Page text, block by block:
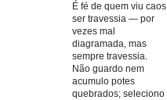
É fé de quem viu caos
ser travessia — por
vezes mal
diagramada, mas
sempre travessia.
Não guardo nem
acumulo potes
quebrados; seleciono